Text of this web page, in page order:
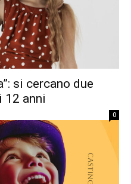
si cercano due
12 anni
0